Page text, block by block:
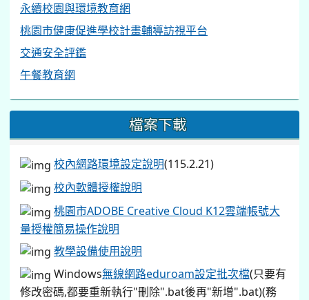
永續校園與環境教育網
桃園市健康促進學校計畫輔導訪視平台
交通安全評鑑
午餐教育網
檔案下載
校內網路環境設定說明(115.2.21)
校內軟體授權說明
桃園市ADOBE Creative Cloud K12雲端帳號大
量授權簡易操作說明
教學設備使用說明
Windows無線網路eduroam設定批次檔(只要有
修改密碼,都要重新執行"刪除".bat後再"新增".bat)(務